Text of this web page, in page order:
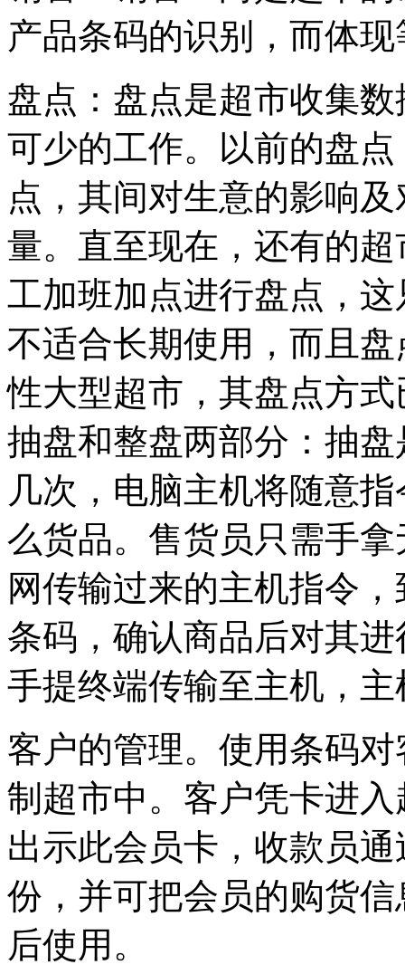
产品条码的识别，而体
盘点：盘点是超市收集
可少的工作。以前的盘
点，其间对生意的影响
量。直至现在，还有的
工加班加点进行盘点，
不适合长期使用，而且
性大型超市，其盘点方
抽盘和整盘两部分：抽
几次，电脑主机将随意
么货品。售货员只需手
网传输过来的主机指令
条码，确认商品后对其
手提终端传输至主机，
客户的管理。使用条码
制超市中。客户凭卡进
出示此会员卡，收款员
份，并可把会员的购货
后使用。